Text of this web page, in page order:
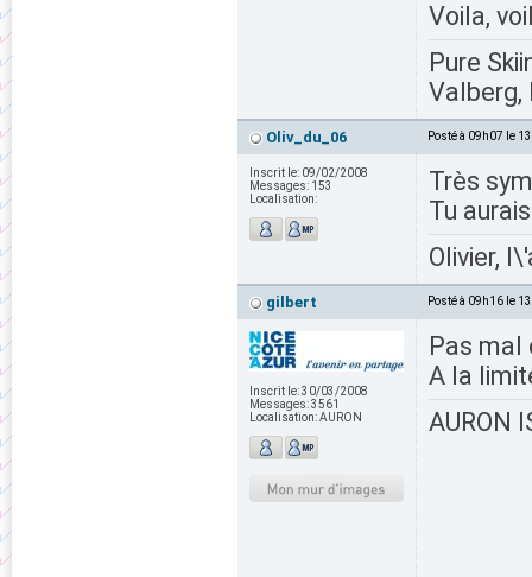
Voila,
Pure
Valberg,
Oliv_du_06 Posté à 09h07 le
Inscrit le: 09/02/2008
Messages: 153
Localisation:
Très
Tu
Olivier,
gilbert Posté à 09h16 le
Inscrit le:30/03/2008
Messages:3561
Localisation:AURON
Pas mal
A la
AURON